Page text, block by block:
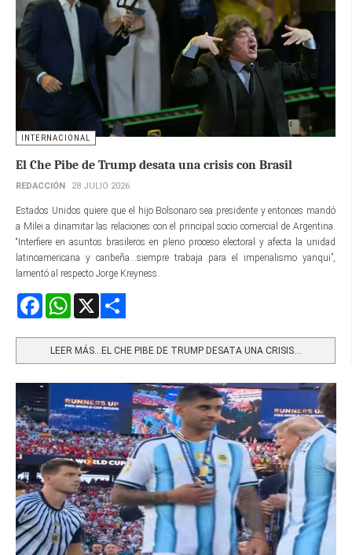
INTERNACIONAL
El Che Pibe de Trump desata una crisis con Brasil
REDACCIÓN 28 JULIO 2026
Estados Unidos quiere que el hijo Bolsonaro sea presidente y entonces mandó
a Milei a dinamitar las relaciones con el principal socio comercial de Argentina.
“Interfiere en asuntos brasileros en pleno proceso electoral y afecta la unidad
latinoamericana y caribeña...siempre trabaja para el imperialismo yanqui”,
lamentó al respecto Jorge Kreyness.
FacebookWhatsApp
LEER MÁS…EL CHE PIBE DE TRUMP DESATA UNA CRISIS...